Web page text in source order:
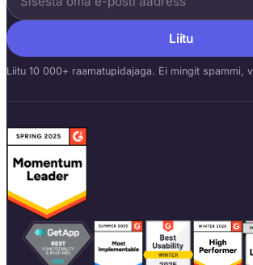
Liitu
Liitu 10 000+ raamatupidajaga. Ei mingit spammi,